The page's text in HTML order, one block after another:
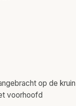
op de kruin
voorhoofd